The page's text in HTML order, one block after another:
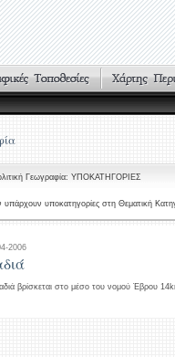
Γεωγραφία: ΥΠΟΚΑΤΗΓΟΡΙΕΣ
υπάρχουν υποκατηγορίες στη Θεματική
2006
βρίσκεται στο μέσο του νομού Έβρου